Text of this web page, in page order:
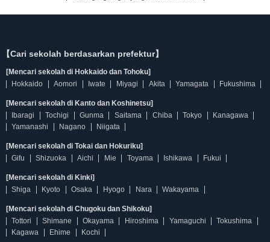
【Cari sekolah berdasarkan prefektur】
[Mencari sekolah di Hokkaido dan Tohoku]
Hokkaido
Aomori Iwate Miyagi Akita Yamagata Fukushima
[Mencari sekolah di Kanto dan Koshinetsu]
Ibaragi
Tochigi Gunma Saitama Chiba Tokyo
Kanagawa
Yamanashi
Nagano Niigata
[Mencari sekolah di Tokai dan Hokuriku]
Gifu
Shizuoka Aichi Mie Toyama Ishikawa Fukui
[Mencari sekolah di Kinki]
Shiga
Kyoto Osaka Hyogo Nara Wakayama
[Mencari sekolah di Chugoku dan Shikoku]
Tottori
Shimane Okayama Hiroshima Yamaguchi
Tokushima
Kagawa
Ehime Kochi